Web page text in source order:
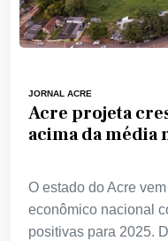
JORNAL ACRE
Acre projeta
acima da média
O estado do Acre
econômico nacional
positivas para 2025.